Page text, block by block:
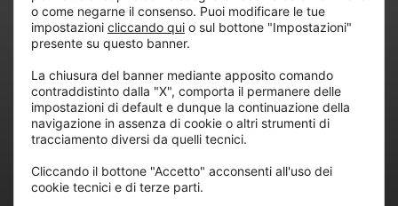
all’attività di direzione e coordinamento di “Project
Informatica”
REA: MI – 194005, P. IVA / CF 07165600961 – All
rights reserved.
o come negarne il consenso. Puoi modificare le tue
impostazioni cliccando qui o sul bottone "Impostazioni"
presente su questo banner.
La chiusura del banner mediante apposito comando
contraddistinto dalla "X", comporta il permanere delle
impostazioni di default e dunque la continuazione della
navigazione in assenza di cookie o altri strumenti di
tracciamento diversi da quelli tecnici.
Cliccando il bottone "Accetto" acconsenti all'uso dei
cookie tecnici e di terze parti.